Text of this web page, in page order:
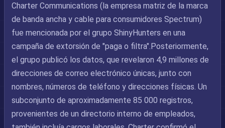
Charter Communications (la empresa matriz de la marca
de banda ancha y cable para consumidores Spectrum)
fue mencionada por el grupo ShinyHunters en una
campaña de extorsión de "paga o filtra".Posteriormente,
el grupo publicó los datos, que revelaron 4,9 millones de
direcciones de correo electrónico únicas, junto con
nombres, números de teléfono y direcciones físicas. Un
subconjunto de aproximadamente 85 000 registros,
provenientes de un directorio interno de empleados,